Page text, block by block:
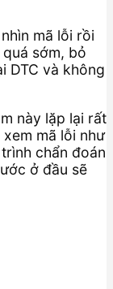
mã lỗi rồi
sớm, bỏ
DTC và không
này lặp lại rất
mã lỗi như
chẩn đoán
ở đầu sẽ